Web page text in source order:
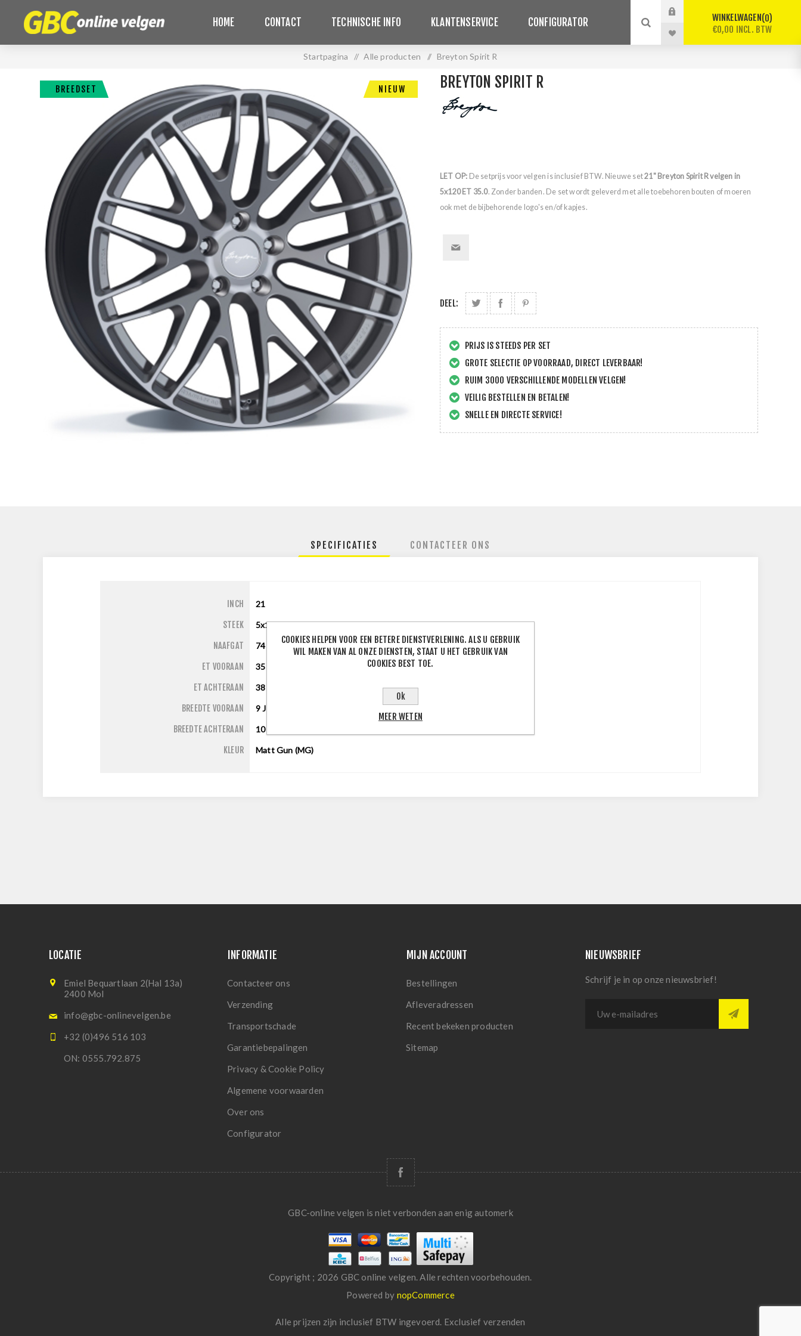
HOME CONTACT TECHNISCHE INFO KLANTENSERVICE CONFIGURATOR WINKELWAGEN 0
€0,00 INCL. BTW
Startpagina / Alle producten / Breyton Spirit R
BREEDSET NIEUW BREYTON SPIRIT R
LET OP: De setprijs voor velgen is inclusief BTW. Nieuwe set21" Breyton Spirit R velgen in
5x120 ET 35.0. Zonder banden. De set wordt geleverd met alle toebehoren bouten of moeren
ook met de bijbehorende logo's en/of kapjes.
DEEL:
PRIJS IS STEEDS PER SET
GROTE SELECTIE OP VOORRAAD, DIRECT LEVERBAAR!
RUIM 3000 VERSCHILLENDE MODELLEN VELGEN!
VEILIG BESTELLEN EN BETALEN!
SNELLE EN DIRECTE SERVICE!
SPECIFICATIES CONTACTEER ONS
INCH 21
STEEK 5x120
NAAFGAT 74
ET VOORAAN 35
ET ACHTERAAN 38
BREEDTE VOORAAN 9J
BREEDTE ACHTERAAN 10
KLEUR Matt Gun (MG)
LOCATIE
Emiel Bequartlaan 2(Hal 13a)
2400 Mol
info@gbc-onlinevelgen.be
+32 (0)496 516 103
ON: 0555.792.875
INFORMATIE
Contacteer ons
Verzending
Transportschade
Garantiebepalingen
Privacy & Cookie Policy
Algemene voorwaarden
Over ons
Configurator
MIJN ACCOUNT
Bestellingen
Afleveradressen
Recent bekeken producten
Sitemap
NIEUWSBRIEF
Schrijf je in op onze nieuwsbrief!
GBC-online velgen is niet verbonden aan enig automerk
Copyright ; 2026 GBC online velgen. Alle rechten voorbehouden.
Powered by nopCommerce
Alle prijzen zijn inclusief BTW ingevoerd. Exclusief verzenden
COOKIES HELPEN VOOR EEN BETERE DIENSTVERLENING. ALS U GEBRUIK
WIL MAKEN VAN AL ONZE DIENSTEN, STAAT U HET GEBRUIK VAN
COOKIES BEST TOE.
Ok
MEER WETEN